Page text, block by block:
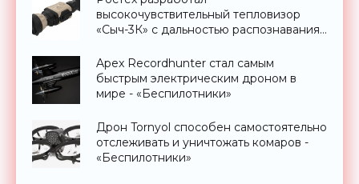
высокочувствительный тепловизор
«Сыч-3К» с дальностью распознавания
Apex Recordhunter стал самым
быстрым электрическим дроном в
мире - «Беспилотники»
Дрон Tornyol способен самостоятельно
отслеживать и уничтожать комаров -
«Беспилотники»